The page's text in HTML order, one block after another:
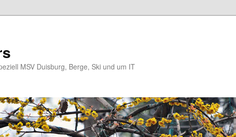
MSV Duisburg, Berge, Ski und um IT